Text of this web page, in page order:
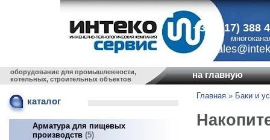
+375 (17) 388
оборудование для промышленности,
котельных, строительных объектов
на главную
каталог
Арматура для пищевых
производств 5
Главная » Баки и